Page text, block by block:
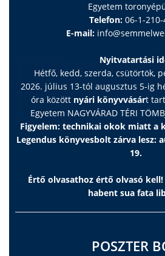
Egyetem
Telefon: 06-1-
E-mail:
Nyitvatartási
Hétfő, kedd, szerda, csütörtök,
2026. július 13-tól augusztus 5-ig
óra között nyári könyvvásárt
Egyetem NAGYVÁRAD TÉRI
Figyelem: technikai okok miatt a
Legendus könyvesbolt zárva lesz:
19.
Értő olvasathoz értő olvasó
habent sua fata
POSZTER